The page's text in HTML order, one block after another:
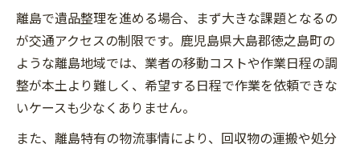
離島で遺品整理を進める場合、まず大きな課題となるの
が交通アクセスの制限です。鹿児島県大島郡徳之島町の
ような離島地域では、業者の移動コストや作業日程の調
整が本土より難しく、希望する日程で作業を依頼できな
いケースも少なくありません。
また、離島特有の物流事情により、回収物の運搬や処分